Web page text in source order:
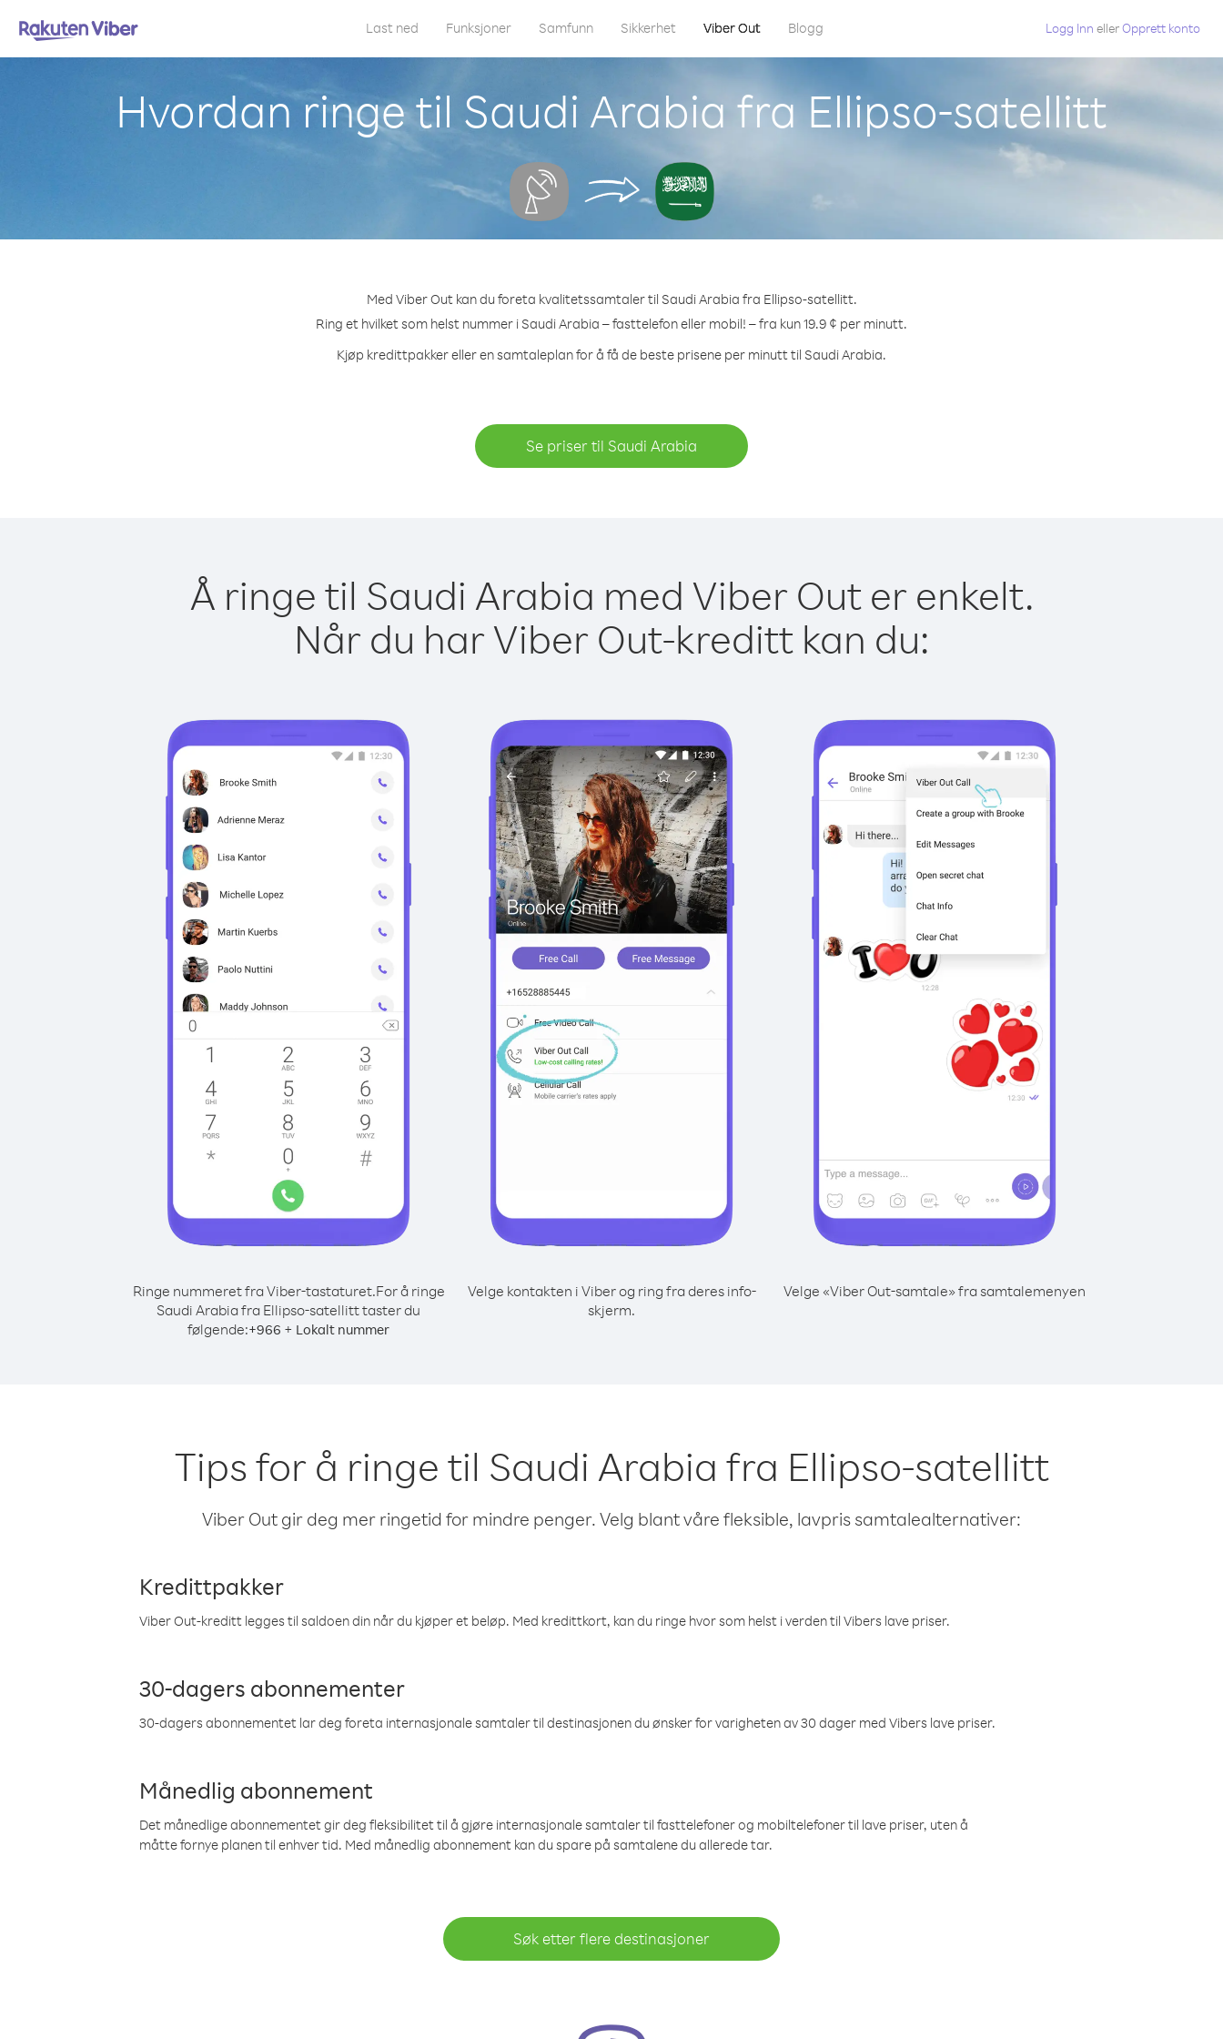
Last ned Funksjoner Samfunn Sikkerhet Viber Out Blogg Logg Inn ellerOpprett konto
Hvordan ringe til Saudi Arabia fra Ellipso-satellitt
Med Viber Out kan du foreta kvalitetssamtaler til Saudi Arabia fra Ellipso-satellitt.
Ring et hvilket som helst nummer i Saudi Arabia – fasttelefon eller mobil! – fra kun 19.9 ¢ per minutt.
Kjøp kredittpakker eller en samtaleplan for å få de beste prisene per minutt til Saudi Arabia.
Se priser til Saudi Arabia
Å ringe til Saudi Arabia med Viber Out er enkelt.
Når du har Viber Out-kreditt kan du:
Ringe nummeret fra Viber-tastaturet.For å ringe
Saudi Arabia fra Ellipso-satellitt taster du
følgende:+966 + Lokalt nummer
Velge kontakten i Viber og ring fra deres info-
skjerm.
Velge «Viber Out-samtale» fra samtalemenyen
Tips for å ringe til Saudi Arabia fra Ellipso-satellitt
Viber Out gir deg mer ringetid for mindre penger. Velg blant våre fleksible, lavpris samtalealternativer:
Kredittpakker
Viber Out-kreditt legges til saldoen din når du kjøper et beløp. Med kredittkort, kan du ringe hvor som helst i verden til Vibers lave priser.
30-dagers abonnementer
30-dagers abonnementet lar deg foreta internasjonale samtaler til destinasjonen du ønsker for varigheten av 30 dager med Vibers lave priser.
Månedlig abonnement
Det månedlige abonnementet gir deg fleksibilitet til å gjøre internasjonale samtaler til fasttelefoner og mobiltelefoner til lave priser, uten å
måtte fornye planen til enhver tid. Med månedlig abonnement kan du spare på samtalene du allerede tar.
Søk etter flere destinasjoner